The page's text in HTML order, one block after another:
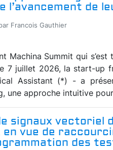
l’avancement de
Francois Gauthier
Machina Summit qui
7 juillet 2026, la start-up
Assistant (*) - a
une approche intuitive
signaux vectoriel
en vue de
des